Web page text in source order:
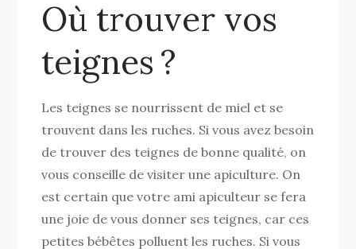
Où trouver vos
teignes ?
Les teignes se nourrissent de miel et se
trouvent dans les ruches. Si vous avez besoin
de trouver des teignes de bonne qualité, on
vous conseille de visiter une apiculture. On
est certain que votre ami apiculteur se fera
une joie de vous donner ses teignes, car ces
petites bébêtes polluent les ruches. Si vous